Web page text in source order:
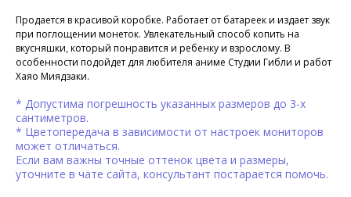
Продается в красивой коробке. Работает от батареек и издает звук
при поглощении монеток. Увлекательный способ копить на
вкусняшки, который понравится и ребенку и взрослому. В
особенности подойдет для любителя аниме Студии Гибли и работ
Хаяо Миядзаки.
* Допустима погрешность указанных размеров до 3-х
сантиметров.
* Цветопередача в зависимости от настроек мониторов
может отличаться.
Если вам важны точные оттенок цвета и размеры,
уточните в чате сайта, консультант постарается помочь.